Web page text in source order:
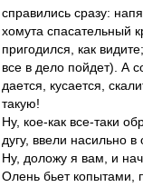
справились сразу:
хомута спасательный
пригодился, как
все в дело пойдет). А
дается, кусается,
такую!
Ну, кое-как все-таки
дугу, ввели насильно в
Ну, доложу я вам, и
Олень бьет копытами,